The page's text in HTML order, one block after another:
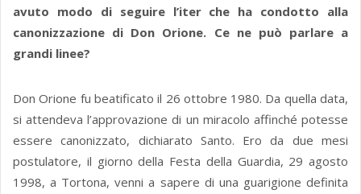
avuto modo di seguire l’iter che ha condotto alla
canonizzazione di Don Orione. Ce ne può parlare a
grandi linee?
Don Orione fu beatificato il 26 ottobre 1980. Da quella data,
si attendeva l’approvazione di un miracolo affinché potesse
essere canonizzato, dichiarato Santo. Ero da due mesi
postulatore, il giorno della Festa della Guardia, 29 agosto
1998, a Tortona, venni a sapere di una guarigione definita